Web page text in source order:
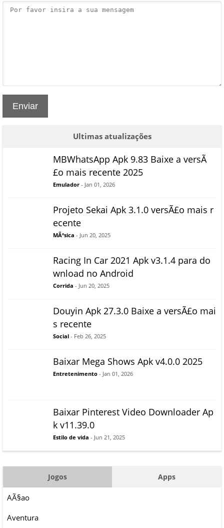
Enviar
Ultimas atualizações
MBWhatsApp Apk 9.83 Baixe a versÃ
£o mais recente 2025
Emulador - Jan 01, 2026
Projeto Sekai Apk 3.1.0 versÃ£o mais r
ecente
MÃºsica - Jun 20, 2025
Racing In Car 2021 Apk v3.1.4 para do
wnload no Android
Corrida - Jun 20, 2025
Douyin Apk 27.3.0 Baixe a versÃ£o mai
s recente
Social - Feb 26, 2025
Baixar Mega Shows Apk v4.0.0 2025
Entretenimento - Jan 01, 2026
Baixar Pinterest Video Downloader Ap
k v11.39.0
Estilo de vida - Jun 21, 2025
Jogos Apps
AÃ§ao
Aventura